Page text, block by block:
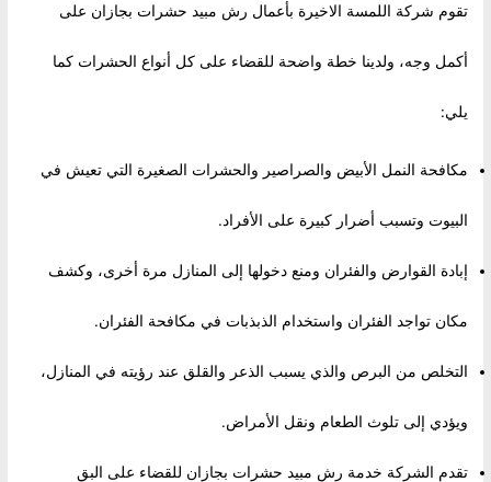
تقوم شركة اللمسة الاخيرة بأعمال رش مبيد حشرات بجازان على
أكمل وجه، ولدينا خطة واضحة للقضاء على كل أنواع الحشرات كما
يلي:
مكافحة النمل الأبيض والصراصير والحشرات الصغيرة التي تعيش في
البيوت وتسبب أضرار كبيرة على الأفراد.
إبادة القوارض والفئران ومنع دخولها إلى المنازل مرة أخرى، وكشف
مكان تواجد الفئران واستخدام الذبذبات في مكافحة الفئران.
التخلص من البرص والذي يسبب الذعر والقلق عند رؤيته في المنازل،
ويؤدي إلى تلوث الطعام ونقل الأمراض.
تقدم الشركة خدمة رش مبيد حشرات بجازان للقضاء على البق